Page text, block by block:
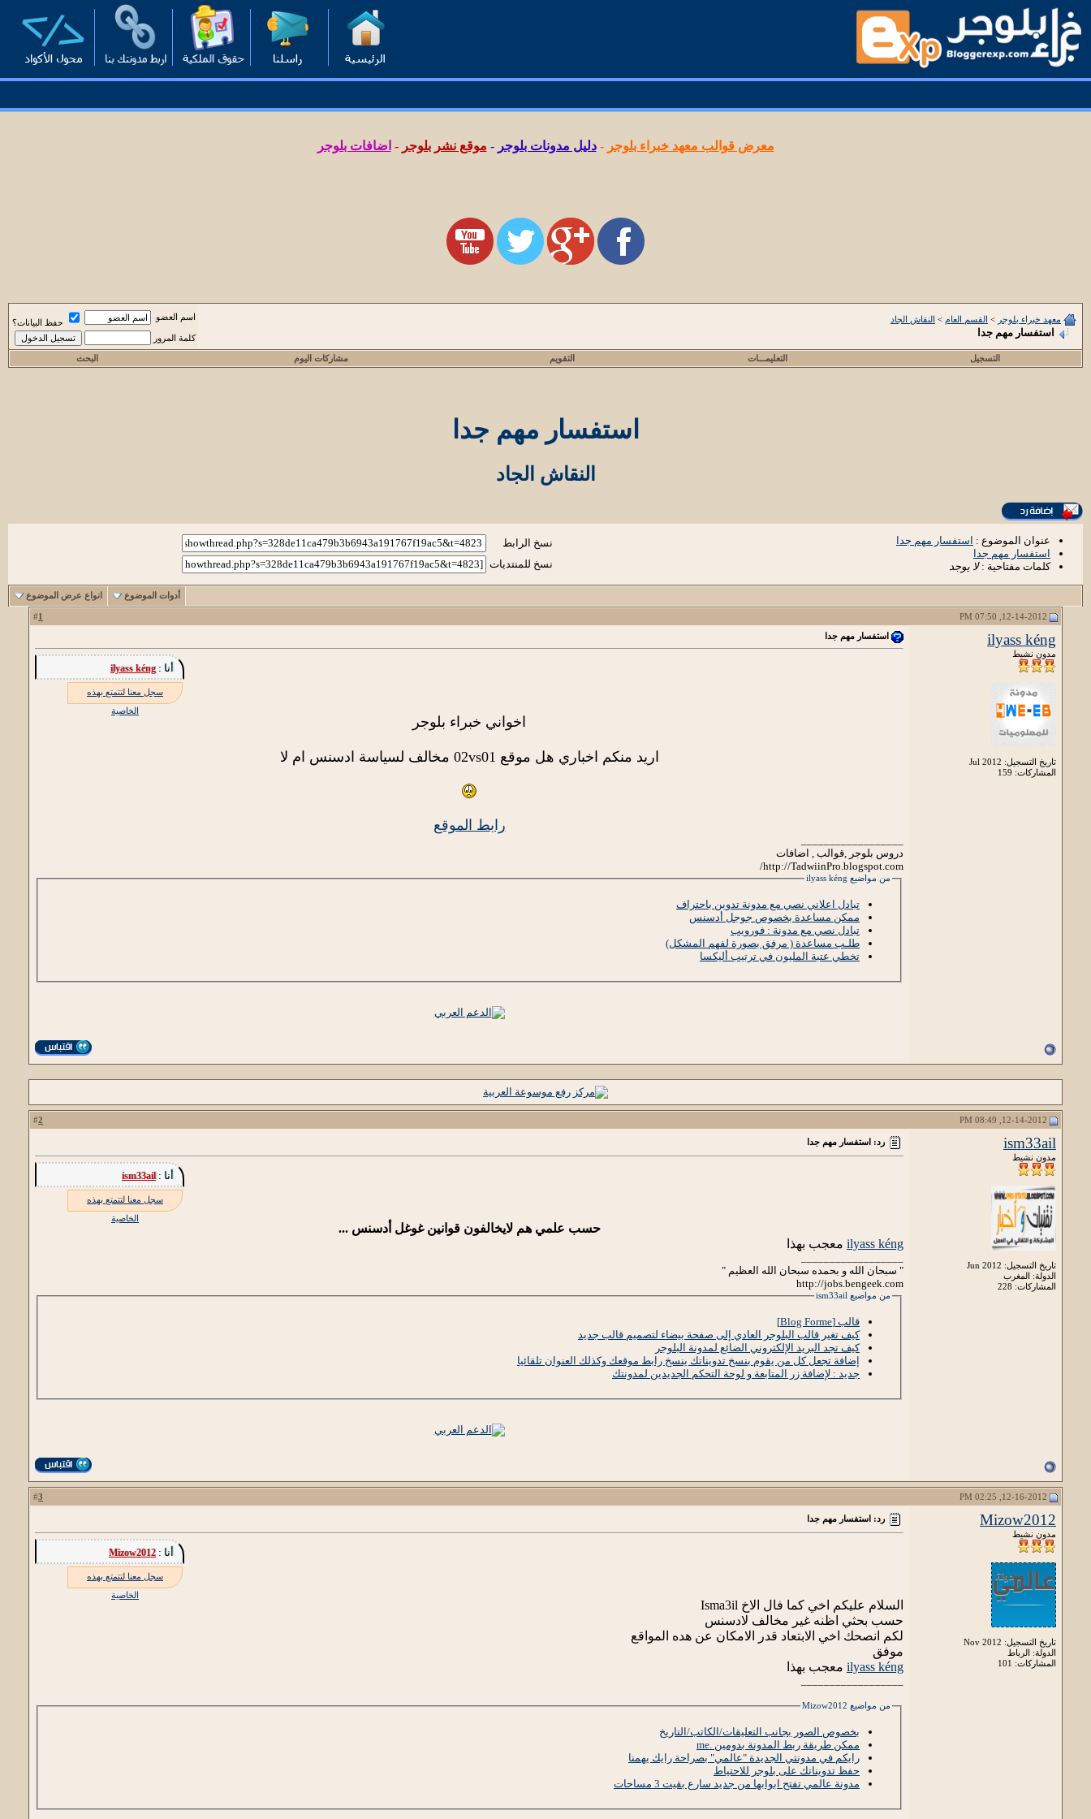
معرض قوالب معهد خبراء بلوجر -دليل مدونات بلوجر - موقع نشر بلوجر - اضافات بلوجر
معهد خبراء بلوجر > القسم العام > النقاش الجاد
استفسار مهم جدا
اسم العضو
حفظ البيانات؟
كلمة المرور
التسجيل التعليمـــات التقويم مشاركات اليوم البحث
استفسار مهم جدا
النقاش الجاد
عنوان الموضوع : استفسار مهم جدا
استفسار مهم جدا
كلمات مفتاحية :لا يوجد
نسخ الرابط
نسخ للمنتديات
أدوات الموضوع انواع عرض الموضوع
1
ilyass kéng
مدون نشيط
تاريخ التسجيل: Jul 2012
المشاركات: 159
استفسار مهم جدا
أنا :ilyass kéng
سجل معنا لتتمتع بهذه
الخاصية
اخواني خبرا ء بلوجر
اريد منكم اخباري هل موقع 0 2vs01 مخالف لسياسة ادسنس ام لا
رابط الموقع
دروس بلوجر ,قوالب , اضافات
http://TadwiinPro.blogspot.com/
من مواضيع ilyass kéng
تبادل اعلاني نصي مع مدونة تدوين باحتراف
ممكن مساعدة بخصوص جوجل أدسنس
تبادل نصي مع مدونة : فورويب
طلـب مساعدة ( مرفق بصورة لفهم المشكل)
تخطي عتبة المليون في ترتيب أليكسا
2
ism33ail
مدون نشيط
تاريخ التسجيل: Jun 2012
الدولة: المغرب
المشاركات: 228
رد: استفسار مهم جدا
أنا :ism33ail
سجل معنا لتتمتع بهذه
الخاصية
حسب علمي هم لايخالفون قوانين غوغل أدسنس ...
ilyass kéng معجب بهذا
" سبحان الله و بحمده سبحان الله العظيم "
http://jobs.bengeek.com
من مواضيع ism33ail
قالب [Blog Forme]
كيف تغير قالب البلوجر العادي إلى صفحة بيضاء لتصميم قالب جديد
كيف تجد البريد الإلكتروني الضائع لمدونة البلوجر
إضافة تجعل كل من يقوم بنسخ تدويناتك ينسخ رابط موقعك وكذلك العنوان تلقائيا
جديد : لإضافة زر المتابعة و لوحة التحكم الجديدين لمدونتك
3
Mizow2012
مدون نشيط
تاريخ التسجيل: Nov 2012
الدولة: الرباط
المشاركات: 101
رد: استفسار مهم جدا
أنا :Mizow2012
سجل معنا لتتمتع بهذه
الخاصية
السلام عليكم اخي كما فال الاخ Isma3il
حسب بحثي اظنه غير مخالف لادسنس
لكم انصحك اخي الابتعاد قدر الامكان عن هده المواقع
موفق
ilyass kéng معجب بهذا
من مواضيع Mizow2012
بخصوص الصور بجانب التعليقات/الكاتب/التاريخ
ممكن طريقة ربط المدونة بدومين .me
رايكم في مدونتي الجديدة "عالمي" بصراحة رايك يهمنا
حفظ تدويناتك على بلوجر للاحتياط
مدونة عالمي تفتح ابوابها من جديد سارع بقيت 3 مساحات